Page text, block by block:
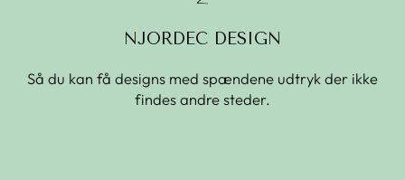
NJORDEC DESIGN
Så du kan få designs med spændene udtryk der ikke
findes andre steder.